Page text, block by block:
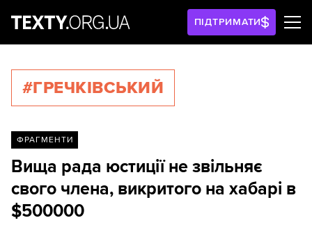
ПІДТРИМАТИ
#ГРЕЧКІВСЬКИЙ
ФРАГМЕНТИ
Вища рада юстиції не звільняє
свого члена, викритого на хабарі в
$500000